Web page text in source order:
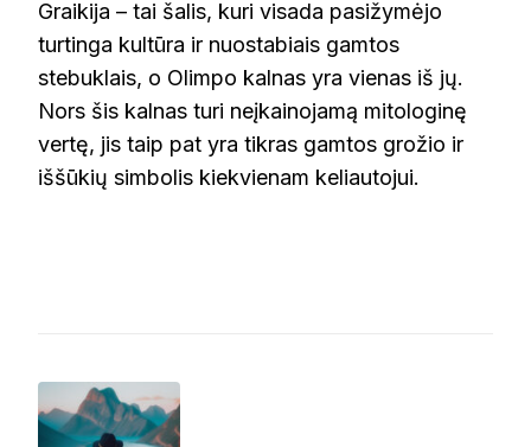
Graikija – tai šalis, kuri visada pasižymėjo
turtinga kultūra ir nuostabiais gamtos
stebuklais, o Olimpo kalnas yra vienas iš jų.
Nors šis kalnas turi neįkainojamą mitologinę
vertę, jis taip pat yra tikras gamtos grožio ir
iššūkių simbolis kiekvienam keliautojui.